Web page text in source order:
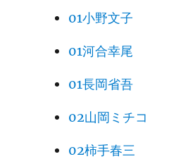
01小野文子
01河合幸尾
01長岡省吾
02山岡ミチコ
02柿手春三